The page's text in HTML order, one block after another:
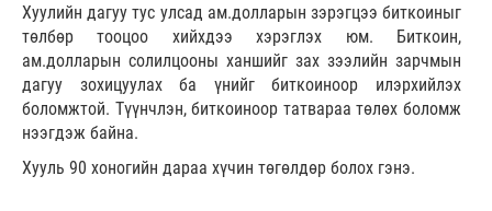
Хуулийн дагуу тус улсад ам.долларын зэрэгцээ биткоиныг
төлбөр тооцоо хийхдээ хэрэглэх юм. Биткоин,
ам.долларын солилцооны ханшийг зах зээлийн зарчмын
дагуу зохицуулах ба үнийг биткоиноор илэрхийлэх
боломжтой. Түүнчлэн, биткоиноор татвараа төлөх боломж
нээгдэж байна.
Хууль 90 хоногийн дараа хүчин төгөлдөр болох гэнэ.